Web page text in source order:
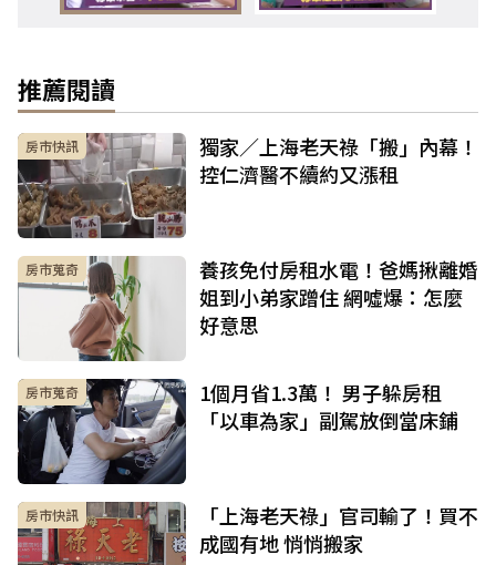
推薦閱讀
房市快訊
獨家／上海老天祿「搬」內幕！
控仁濟醫不續約又漲租
房市蒐奇
養孩免付房租水電！爸媽揪離婚
姐到小弟家蹭住 網噓爆：怎麼
好意思
房市蒐奇
1個月省1.3萬！ 男子躲房租
「以車為家」副駕放倒當床鋪
房市快訊
「上海老天祿」官司輸了！買不
成國有地 悄悄搬家